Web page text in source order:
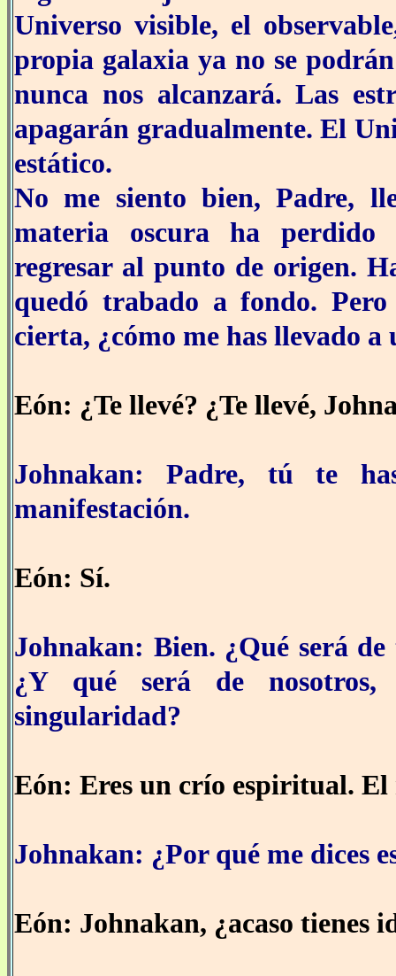
Universo visible, el
propia galaxia ya no se
nunca nos alcanzará. Las
apagarán gradualmente. El
estático.
No me siento bien, Padre,
materia oscura ha perdido
regresar al punto de origen.
quedó trabado a fondo.
cierta, ¿cómo me has llevado
Eón: ¿Te llevé? ¿Te llevé,
Johnakan: Padre, tú te
manifestación.
Eón: Sí.
Johnakan: Bien. ¿Qué será
¿Y qué será de nosotros,
singularidad?
Eón: Eres un crío espiritual.
Johnakan: ¿Por qué me dices
Eón: Johnakan, ¿acaso tienes